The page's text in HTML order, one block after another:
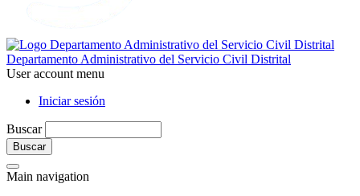
Departamento Administrativo del Servicio Civil Distrital
User account menu
Iniciar sesión
Buscar
Main navigation